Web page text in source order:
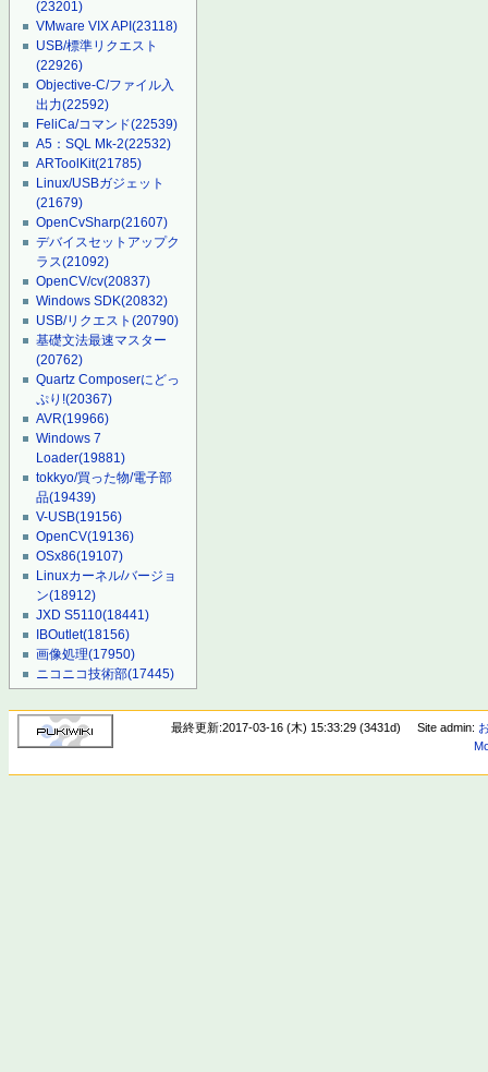
(23201)
VMware VIX API(23118)
USB/標準リクエスト
(22926)
Objective-C/ファイル入
出力(22592)
FeliCa/コマンド(22539)
A5：SQL Mk-2(22532)
ARToolKit(21785)
Linux/USBガジェット
(21679)
OpenCvSharp(21607)
デバイスセットアップク
ラス(21092)
OpenCV/cv(20837)
Windows SDK(20832)
USB/リクエスト(20790)
基礎文法最速マスター
(20762)
Quartz Composerにどっ
ぷり!(20367)
AVR(19966)
Windows 7
Loader(19881)
tokkyo/買った物/電子部
品(19439)
V-USB(19156)
OpenCV(19136)
OSx86(19107)
Linuxカーネル/バージョ
ン(18912)
JXD S5110(18441)
IBOutlet(18156)
画像処理(17950)
ニコニコ技術部(17445)
最終更新:2017-03-16 (木) 15:33:29 (3431d) Site admin: